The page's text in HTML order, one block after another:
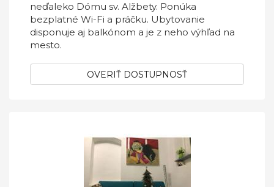
neďaleko Dómu sv. Alžbety. Ponúka
bezplatné Wi-Fi a práčku. Ubytovanie
disponuje aj balkónom a je z neho výhľad na
mesto.
OVERIŤ DOSTUPNOSŤ